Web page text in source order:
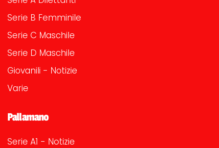
Serie B Femminile
Serie C Maschile
Serie D Maschile
Giovanili - Notizie
Varie
Pallamano
Serie A1 - Notizie